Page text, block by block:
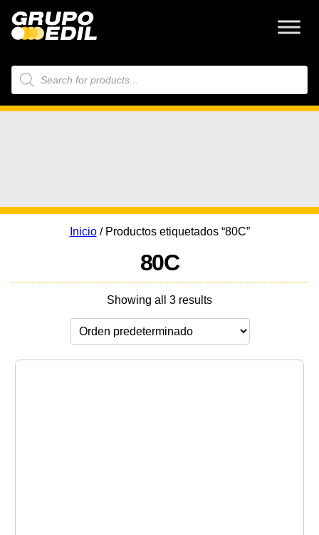
Búsqueda
de
productos
Inicio/ Productos etiquetados “80C”
80C
Showing all 3 results